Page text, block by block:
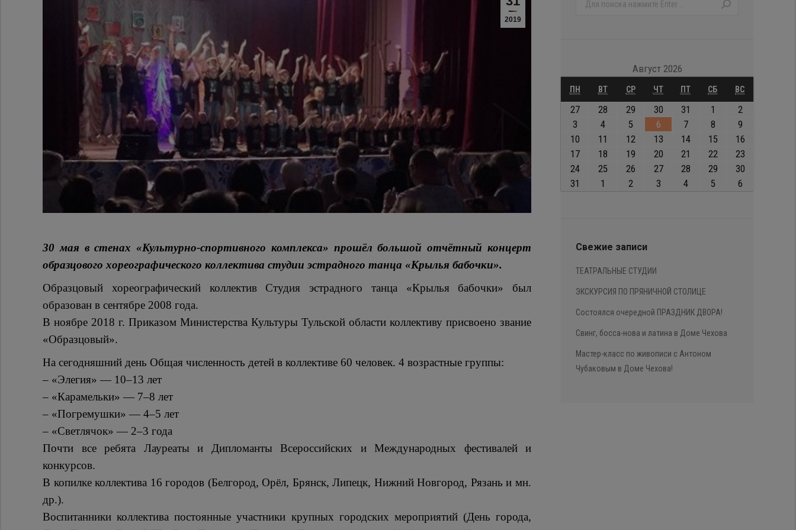
2019
30 мая в стенах «Культурно-спортивного комплекса» прошёл большой отчётный концерт
образцового хореографического коллектива студии эстрадного танца «Крылья бабочки».
Образцовый хореографический коллектив Студия эстрадного танца «Крылья бабочки» был
образован в сентябре 2008 года.
В ноябре 2018 г. Приказом Министерства Культуры Тульской области коллективу присвоено звание
«Образцовый».
На сегодняшний день Общая численность детей в коллективе 60 человек. 4 возрастные группы:
– «Элегия» — 10–13 лет
– «Карамельки» — 7–8 лет
– «Погремушки» — 4–5 лет
– «Светлячок» — 2–3 года
Почти все ребята Лауреаты и Дипломанты Всероссийских и Международных фестивалей и
конкурсов.
В копилке коллектива 16 городов (Белгород, Орёл, Брянск, Липецк, Нижний Новгород, Рязань и мн.
др.).
Воспитанники коллектива постоянные участники крупных городских мероприятий (День города,
Август 2026
ПНПОНЕДЕЛЬНИК
ВТВТОРНИК
СРСРЕДАЧТЧЕТВЕРГ
ПТПЯТНИЦА
СБСУББОТА
ВСВОСКРЕСЕНЬЕ
2727.07.2026
28 28.07.2026
29 29.07.2026
3030.07.2026
31 31.07.2026
1 01.08.2026
202.08.2026
3 03.08.2026
404.08.2026
5 05.08.2026
606.08.2026
707.08.2026
808.08.2026
909.08.2026
10 10.08.2026
11 11.08.2026
12 12.08.2026
1313.08.2026
1414.08.2026
1515.08.2026
1616.08.2026
1717.08.2026
18 18.08.2026
19 19.08.2026
2020.08.2026
21 21.08.2026
2222.08.2026
2323.08.2026
2424.08.2026
25 25.08.2026
26 26.08.2026
2727.08.2026
2828.08.2026
2929.08.2026
3030.08.2026
31 31.08.2026
1 01.09.2026
2 02.09.2026
303.09.2026
404.09.2026
505.09.2026
606.09.2026
Свежие записи
ТЕАТРАЛЬНЫЕ СТУДИИ
ЭКСКУРСИЯ ПО ПРЯНИЧНОЙ СТОЛИЦЕ
Состоялся очередной ПРАЗДНИК ДВОРА!
Свинг, босса-нова и латина в Доме Чехова
Мастер-класс по живописи с Антоном
Чубаковым в Доме Чехова!